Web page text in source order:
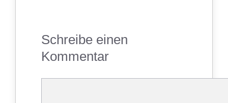
Schreibe einen
Kommentar